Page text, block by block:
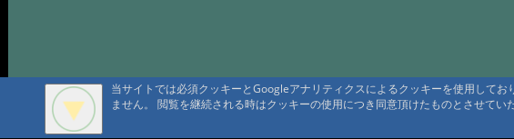
当サイトでは必須クッキーとGoogleアナリティクスによるクッキーを使用して
ません。 閲覧を継続される時はクッキーの使用につき同意頂けたものとさせて